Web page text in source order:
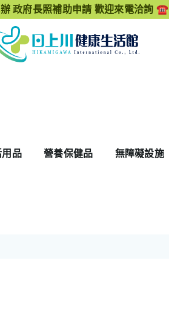
政府長照補助申請 歡迎來電洽詢 ☎️
品 營養保健品 無障礙設施